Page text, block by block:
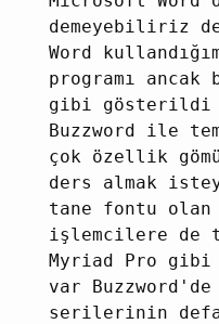
demeyebiliriz
Word
programı
gibi gösterildi
Buzzword ile
çok özellik
ders almak
tane fontu
işlemcilere de
Myriad Pro
var
serilerinin